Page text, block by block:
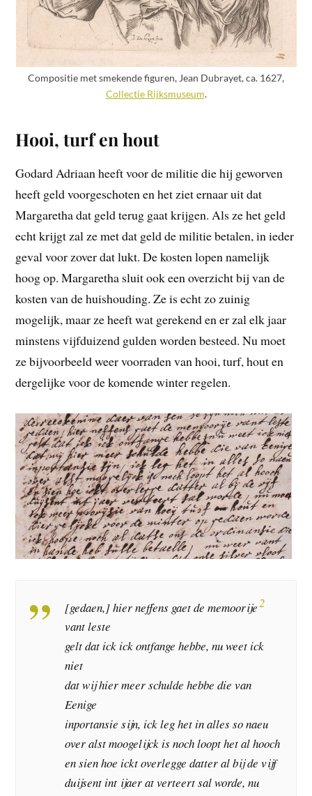
Compositie met smekende figuren, Jean Dubrayet, ca. 1627,
Collectie Rijksmuseum.
Hooi, turf en hout
Godard Adriaan heeft voor de militie die hij geworven
heeft geld voorgeschoten en het ziet ernaar uit dat
Margaretha dat geld terug gaat krijgen. Als ze het geld
echt krijgt zal ze met dat geld de militie betalen, in ieder
geval voor zover dat lukt. De kosten lopen namelijk
hoog op. Margaretha sluit ook een overzicht bij van de
kosten van de huishouding. Ze is echt zo zuinig
mogelijk, maar ze heeft wat gerekend en er zal elk jaar
minstens vijfduizend gulden worden besteed. Nu moet
ze bijvoorbeeld weer voorraden van hooi, turf, hout en
dergelijke voor de komende winter regelen.
[gedaen,] hier neffens gaet de memoorije2
vant leste
gelt dat ick ick ontfange hebbe, nu weet ick
niet
dat wij hier meer schulde hebbe die van
Eenige
inportansie sijn, ick leg het in alles so naeu
over alst moogelijck is noch loopt het al hooch
en sien hoe ickt overlegge datter al bij de vijf
duijsent int ijaer at verteert sal worde, nu